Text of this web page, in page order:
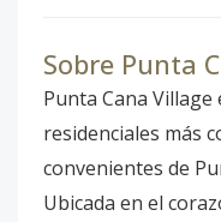
Sobre Punta
Punta Cana Village
residenciales más
convenientes de
Ubicada en el